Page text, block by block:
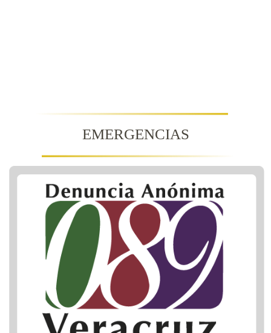
EMERGENCIAS